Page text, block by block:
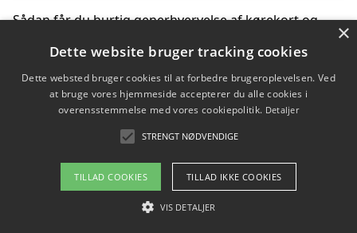
Sådan får du hurtig generhvervelse af kørekort og
Sådan lærer du miljørigtig kørsel hos en køreskole i
Gentofte
Copyright 2026 - Pilanto Aps
Om / kontakt
×
Dette website bruger tracking cookies
Dette websted bruger cookies til at forbedre brugeroplevelsen. Ved
at bruge vores hjemmeside accepterer du alle cookies i
overensstemmelse med vores cookiepolitik. Detaljer
STRENGT NØDVENDIGE
TILLAD COOKIES TILLAD IKKE COOKIES
VIS DETALJER